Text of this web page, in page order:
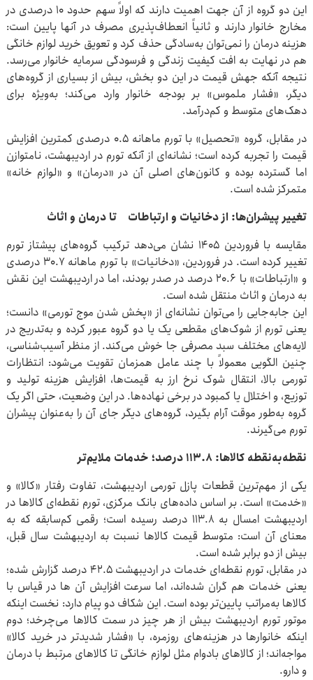
این دو گروه از آن جهت اهمیت دارند که اولاً سهم حدود ۱۰ درصدی در
مخارج خانوار دارند و ثانیاً انعطاف‌پذیری مصرف در آن‎ها پایین است:
هزینه درمان را نمی‌توان به‌سادگی حذف کرد و تعویق خرید لوازم خانگی
هم در نهایت به افت کیفیت زندگی و فرسودگی سرمایه خانوار می‌رسد.
نتیجه آنکه جهش قیمت در این دو بخش، بیش از بسیاری از گروه‌های
دیگر، «فشار ملموس» بر بودجه خانوار وارد می‌کند؛ به‌ویژه برای
دهک‌های متوسط و کم‌درآمد.
در مقابل، گروه «تحصیل» با تورم ماهانه ۰.۵ درصدی کمترین افزایش
قیمت را تجربه کرده است؛ نشانه‌ای از آنکه تورم در اردیبهشت، نامتوازن
اما گسترده بوده و کانون‌های اصلی آن در «درمان» و «لوازم خانه»
متمرکز شده است.
تغییر پیشران‌ها: از دخانیات و ارتباطات تا درمان و اثاث
مقایسه با فروردین ۱۴۰۵ نشان می‌دهد ترکیب گروه‌های پیشتاز تورم
تغییر کرده است. در فروردین، «دخانیات» با تورم ماهانه ۳۰.۷ درصدی
و «ارتباطات» با ۲۰.۶ درصد در صدر بودند، اما در اردیبهشت این نقش
به درمان و اثاث منتقل شده است.
این جابه‌جایی را می‌توان نشانه‌ای از «پخش شدن موج تورمی» دانست؛
یعنی تورم از شوک‌های مقطعی یک یا دو گروه عبور کرده و به‌تدریج در
لایه‌های مختلف سبد مصرفی جا خوش می‌کند. از منظر آسیب‌شناسی،
چنین الگویی معمولاً با چند عامل همزمان تقویت می‌شود: انتظارات
تورمی بالا، انتقال شوک نرخ ارز به قیمت‌ها، افزایش هزینه تولید و
توزیع، و اختلال یا کمبود در برخی نهاده‌ها. در این وضعیت، حتی اگر یک
گروه به‌طور موقت آرام بگیرد، گروه‌های دیگر جای آن را به‌عنوان پیشران
تورم می‌گیرند.
نقطه‌به‌نقطه کالاها: ۱۱۳.۸ درصد؛ خدمات ملایم‌تر
یکی از مهم‌ترین قطعات پازل تورمی اردیبهشت، تفاوت رفتار «کالا» و
«خدمت» است. بر اساس داده‌های بانک مرکزی، تورم نقطه‌ای کالاها در
اردیبهشت امسال به ۱۱۳.۸ درصد رسیده است؛ رقمی کم‌سابقه که به
معنای آن است: متوسط قیمت کالاها نسبت به اردیبهشت سال قبل،
بیش از دو برابر شده است.
در مقابل، تورم نقطه‌ای خدمات در اردیبهشت ۴۲.۵ درصد گزارش شده؛
یعنی خدمات هم گران شده‌اند، اما سرعت افزایش آن ها در قیاس با
کالاها به‌مراتب پایین‌تر بوده است. این شکاف دو پیام دارد: نخست اینکه
موتور تورم اردیبهشت بیش از هر چیز در سمت کالاها می‌چرخد؛ دوم
اینکه خانوارها در هزینه‌های روزمره، با «فشار شدیدتر در خرید کالا»
مواجه‌اند؛ از کالاهای بادوام مثل لوازم خانگی تا کالاهای مرتبط با درمان
و دارو.